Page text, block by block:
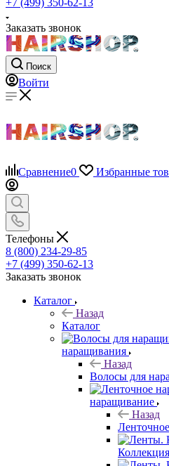
+7 (499) 350-62-13
Заказать звонок
Поиск
Войти
Сравнение0 Избранные
Телефоны
8 (800) 234-29-85
+7 (499) 350-62-13
Заказать звонок
Каталог
Назад
Каталог
наращивания
Назад
Волосы для
наращивание
Назад